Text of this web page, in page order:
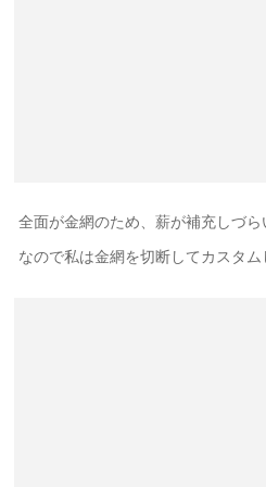
全面が金網のため、薪が補充しづら
なので私は金網を切断してカスタム